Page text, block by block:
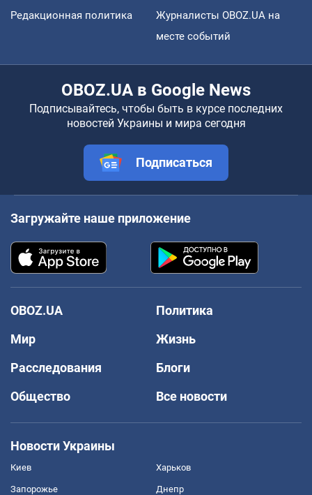
Редакционная политика
Журналисты OBOZ.UA на
месте событий
OBOZ.UA в Google News
Подписывайтесь, чтобы быть в курсе последних
новостей Украины и мира сегодня
Подписаться
Загружайте наше приложение
OBOZ.UA
Политика
Мир
Жизнь
Расследования
Блоги
Общество
Все новости
Новости Украины
Киев Харьков
Запорожье Днепр